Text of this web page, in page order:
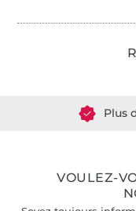
VOULEZ-